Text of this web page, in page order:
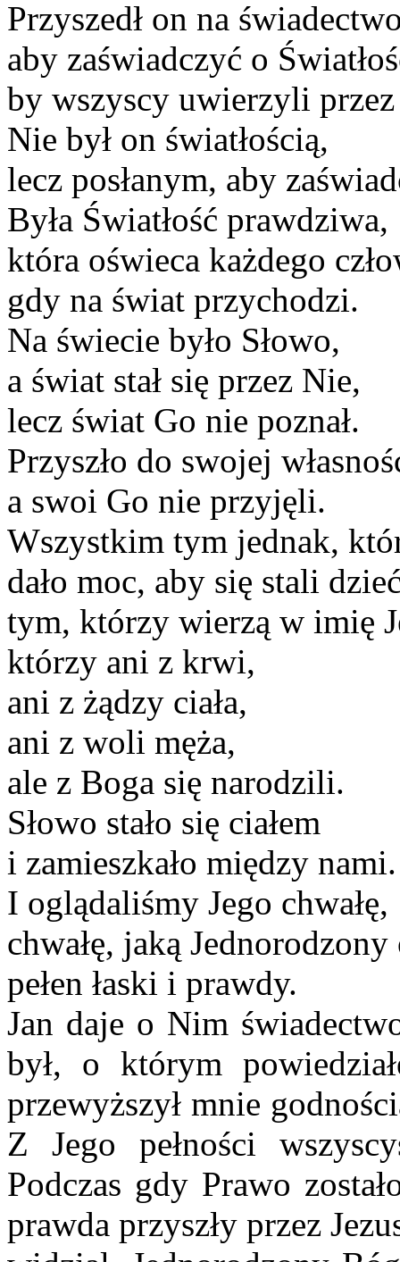
Przyszedł on na
aby zaświadczyć o
by wszyscy uwierzyli
Nie był on światłością,
lecz posłanym, aby
Była Światłość prawdziwa,
która oświeca każdego
gdy na świat przychodzi.
Na świecie było Słowo,
a świat stał się przez Nie,
lecz świat Go nie poznał.
Przyszło do swojej
a swoi Go nie przyjęli.
Wszystkim tym jednak,
dało moc, aby się stali
tym, którzy wierzą w imię
którzy ani z krwi,
ani z żądzy ciała,
ani z woli męża,
ale z Boga się narodzili.
Słowo stało się ciałem
i zamieszkało między nami.
I oglądaliśmy Jego chwałę,
chwałę, jaką
pełen łaski i prawdy.
Jan daje o Nim
był, o którym
przewyższył mnie
Z Jego pełności
Podczas gdy Prawo
prawda przyszły przez